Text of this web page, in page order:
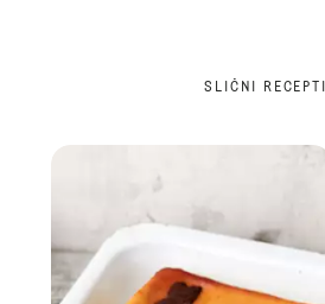
SLIČNI RECEPTI